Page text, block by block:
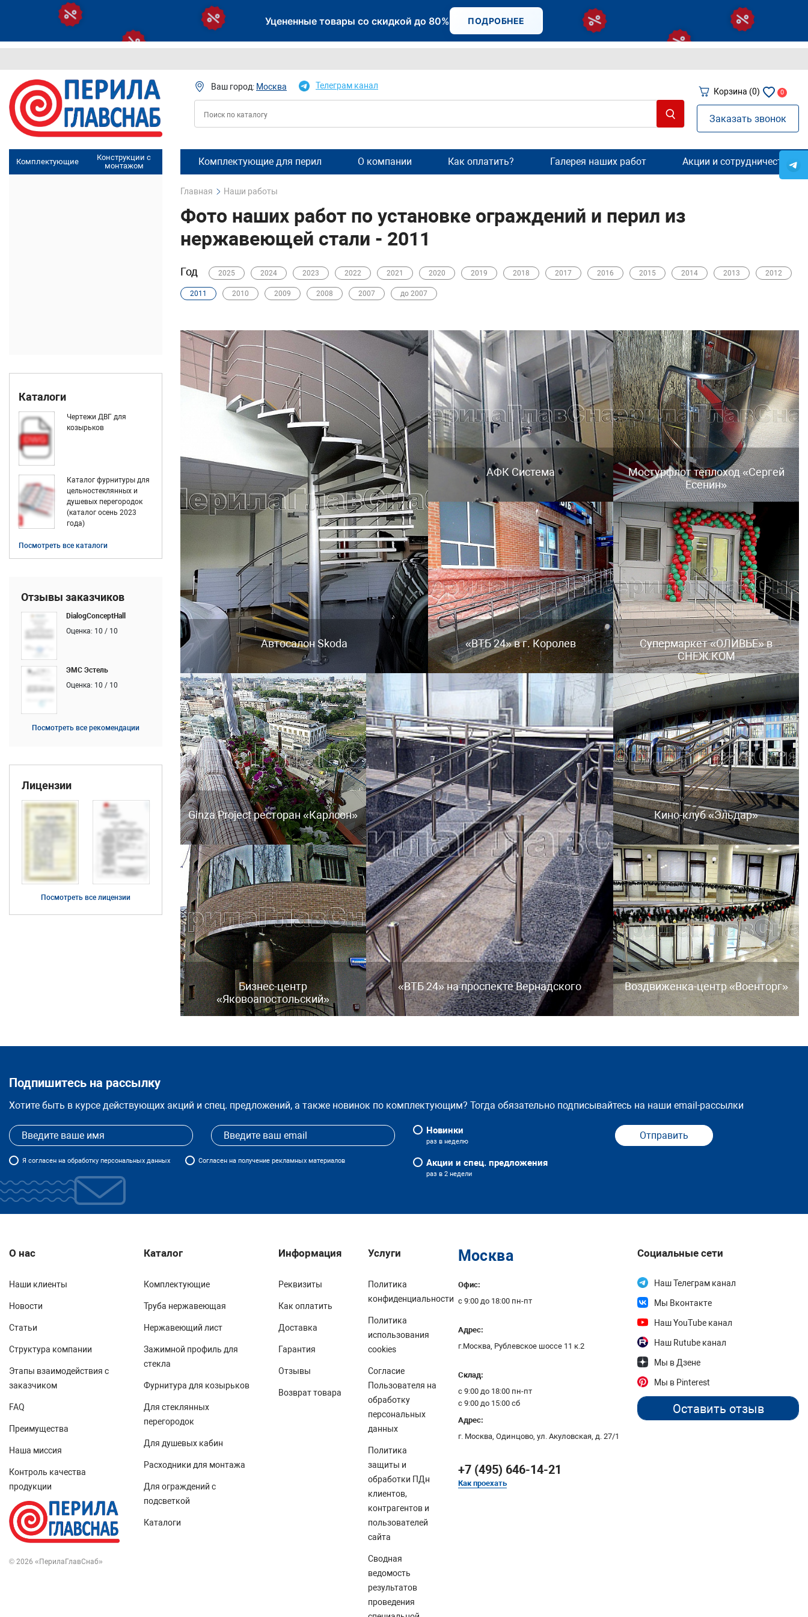
Уцененные товары со скидкой до 80% ПОДРОБНЕЕ
Ваш город: Москва Телеграм канал
Корзина (0) 0
Заказать звонок
Комплектующие
Конструкции с
монтажом
Каталоги
Чертежи ДВГ для
козырьков
Каталог фурнитуры для
цельностеклянных и
душевых перегородок
(каталог осень 2023
года)
Посмотреть все каталоги
Отзывы заказчиков
DialogConceptHall
Оценка: 10 / 10
ЭМС Эстель
Оценка: 10 / 10
Посмотреть все рекомендации
Лицензии
Посмотреть все лицензии
Комплектующие для перил О компании Как оплатить? Галерея наших работ Акции и сотрудничество
Главная Наши работы
Фото наших работ по установке ограждений и перил из
нержавеющей стали - 2011
Год 2025 2024 2023 2022 2021 2020 2019 2018 2017 2016 2015 2014 2013 2012
2011 2010 2009 2008 2007 до 2007
Автосалон Skoda
АФК Система
«ВТБ 24» в г. Королев
Мостурфлот теплоход «Сергей
Есенин»
Супермаркет «ОЛИВЬЕ» в
СНЕЖ.КОМ
Ginza Project ресторан «Карлсон»
Бизнес-центр
«Яковоапостольский»
«ВТБ 24» на проспекте Вернадского
Кино-клуб «Эльдар»
Воздвиженка-центр «Военторг»
Подпишитесь на рассылку
Хотите быть в курсе действующих акций и спец. предложений, а также новинок по комплектующим? Тогда обязательно подписывайтесь на наши email-рассылки
Я согласен на обработку персональных данных Согласен на получение рекламных материалов
Новинки
раз в неделю
Акции и спец. предложения
раз в 2 недели
Отправить
О нас
Наши клиенты
Новости
Статьи
Структура компании
Этапы взаимодействия с
заказчиком
FAQ
Преимущества
Наша миссия
Контроль качества
продукции
Каталог
Комплектующие
Труба нержавеющая
Нержавеющий лист
Зажимной профиль для
стекла
Фурнитура для козырьков
Для стеклянных
перегородок
Для душевых кабин
Расходники для монтажа
Для ограждений с
подсветкой
Каталоги
© 2026 «ПерилаГлавСнаб»
Информация
Реквизиты
Как оплатить
Доставка
Гарантия
Отзывы
Возврат товара
Услуги
Политика
конфиденциальности
Политика
использования
cookies
Согласие
Пользователя на
обработку
персональных
данных
Политика
защиты и
обработки ПДн
клиентов,
контрагентов и
пользователей
сайта
Сводная
ведомость
результатов
проведения
Москва
Офис:
с 9:00 до 18:00 пн-пт
Адрес:
г.Москва, Рублевское шоссе 11 к.2
Склад:
с 9:00 до 18:00 пн-пт
с 9:00 до 15:00 сб
Адрес:
г. Москва, Одинцово, ул. Акуловская, д. 27/1
+7 (495) 646-14-21
Как проехать
Социальные сети
Наш Телеграм канал
Мы Вконтакте
Наш YouTube канал
Наш Rutube канал
Мы в Дзене
Мы в Pinterest
Оставить отзыв